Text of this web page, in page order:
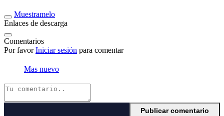
Muestramelo
Enlaces de descarga
Comentarios
Por favorIniciar sesión para comentar
Mas nuevo